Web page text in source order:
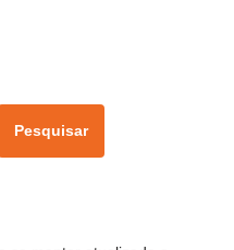
Pesquisar